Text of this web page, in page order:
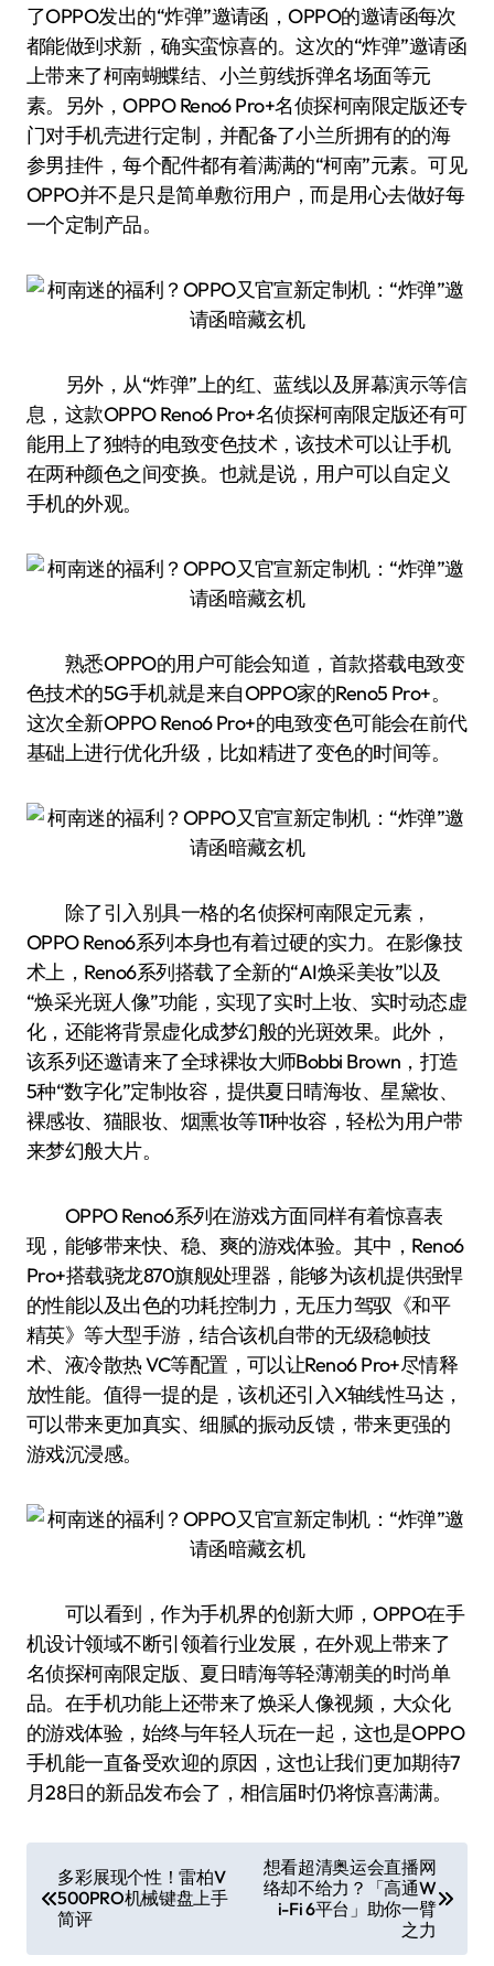
了OPPO发出的“炸弹”邀请函，OPPO的邀请函每次
都能做到求新，确实蛮惊喜的。这次的“炸弹”邀请函
上带来了柯南蝴蝶结、小兰剪线拆弹名场面等元
素。另外，OPPO Reno6 Pro+名侦探柯南限定版还专
门对手机壳进行定制，并配备了小兰所拥有的的海
参男挂件，每个配件都有着满满的“柯南”元素。可见
OPPO并不是只是简单敷衍用户，而是用心去做好每
一个定制产品。
另外，从“炸弹”上的红、蓝线以及屏幕演示等信
息，这款OPPO Reno6 Pro+名侦探柯南限定版还有可
能用上了独特的电致变色技术，该技术可以让手机
在两种颜色之间变换。也就是说，用户可以自定义
手机的外观。
熟悉OPPO的用户可能会知道，首款搭载电致变
色技术的5G手机就是来自OPPO家的Reno5 Pro+。
这次全新OPPO Reno6 Pro+的电致变色可能会在前代
基础上进行优化升级，比如精进了变色的时间等。
除了引入别具一格的名侦探柯南限定元素，
OPPO Reno6系列本身也有着过硬的实力。在影像技
术上，Reno6系列搭载了全新的“AI焕采美妆”以及
“焕采光斑人像”功能，实现了实时上妆、实时动态虚
化，还能将背景虚化成梦幻般的光斑效果。此外，
该系列还邀请来了全球裸妆大师Bobbi Brown，打造
5种“数字化”定制妆容，提供夏日晴海妆、星黛妆、
裸感妆、猫眼妆、烟熏妆等11种妆容，轻松为用户带
来梦幻般大片。
OPPO Reno6系列在游戏方面同样有着惊喜表
现，能够带来快、稳、爽的游戏体验。其中，Reno6
Pro+搭载骁龙870旗舰处理器，能够为该机提供强悍
的性能以及出色的功耗控制力，无压力驾驭《和平
精英》等大型手游，结合该机自带的无级稳帧技
术、液冷散热 VC等配置，可以让Reno6 Pro+尽情释
放性能。值得一提的是，该机还引入X轴线性马达，
可以带来更加真实、细腻的振动反馈，带来更强的
游戏沉浸感。
可以看到，作为手机界的创新大师，OPPO在手
机设计领域不断引领着行业发展，在外观上带来了
名侦探柯南限定版、夏日晴海等轻薄潮美的时尚单
品。在手机功能上还带来了焕采人像视频，大众化
的游戏体验，始终与年轻人玩在一起，这也是OPPO
手机能一直备受欢迎的原因，这也让我们更加期待7
月28日的新品发布会了，相信届时仍将惊喜满满。
章
多彩展现个性！雷柏V
500PRO机械键盘上手
简评
想看超清奥运会直播网
络却不给力？「高通W
i-Fi 6平台」助你一臂
之力